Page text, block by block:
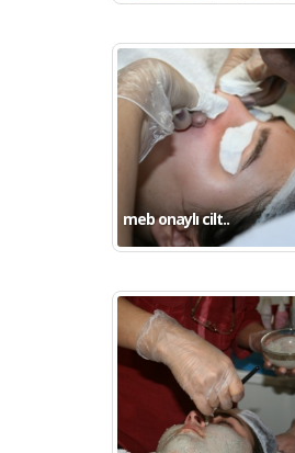
meb onaylı cilt..